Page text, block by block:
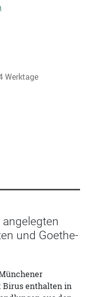
Werktage
und Goethe-
enthalten in